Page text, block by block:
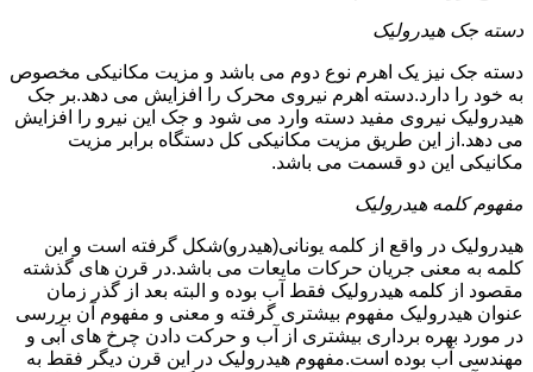
دسته جک هیدرولیک
دسته جک نیز یک اهرم نوع دوم می باشد و مزیت مکانیکی مخصوص
به خود را دارد.دسته اهرم نیروی محرک را افزایش می دهد.بر جک
هیدرولیک نیروی مفید دسته وارد می شود و جک این نیرو را افزایش
می دهد.از این طریق مزیت مکانیکی کل دستگاه برابر مزیت
مکانیکی این دو قسمت می باشد.
مفهوم کلمه هیدرولیک
هیدرولیک در واقع از کلمه یونانی(هیدرو)شکل گرفته است و این
کلمه به معنی جریان حرکات مایعات می باشد.در قرن های گذشته
مقصود از کلمه هیدرولیک فقط آب بوده و البته بعد از گذر زمان
عنوان هیدرولیک مفهوم بیشتری گرفته و معنی و مفهوم آن بررسی
در مورد بهره برداری بیشتری از آب و حرکت دادن چرخ های آبی و
مهندسی آب بوده است.مفهوم هیدرولیک در این قرن دیگر فقط به